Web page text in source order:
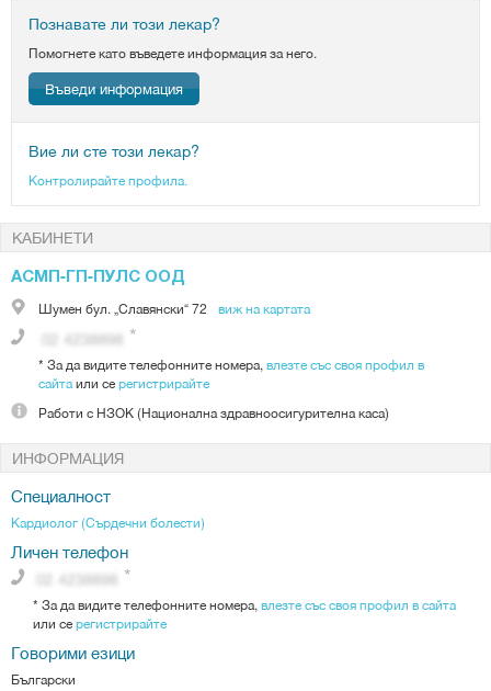
Познавате ли този лекар?
Помогнете като въведете информация за него.
Въведи информация
Вие ли сте този лекар?
Контролирайте профила.
КАБИНЕТИ
АСМП-ГП-ПУЛС ООД
Шумен бул. „Славянски“ 72 виж на картата
* За да видите телефонните номера, влезте със своя профил в
сайтаили серегистрирайте
Работи с НЗОК (Национална здравноосигурителна каса)
ИНФОРМАЦИЯ
Специалност
Кардиолог (Сърдечни болести)
Личен телефон
* За да видите телефонните номера, влезте със своя профил в сайта
или серегистрирайте
Говорими езици
Български